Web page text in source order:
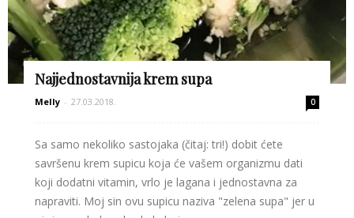
Najjednostavnija krem supa
Melly - 27.03.2018. 0
Sa samo nekoliko sastojaka (čitaj: tri!) dobit ćete
savršenu krem supicu koja će vašem organizmu dati
koji dodatni vitamin, vrlo je lagana i jednostavna za
napraviti. Moj sin ovu supicu naziva "zelena supa" jer u